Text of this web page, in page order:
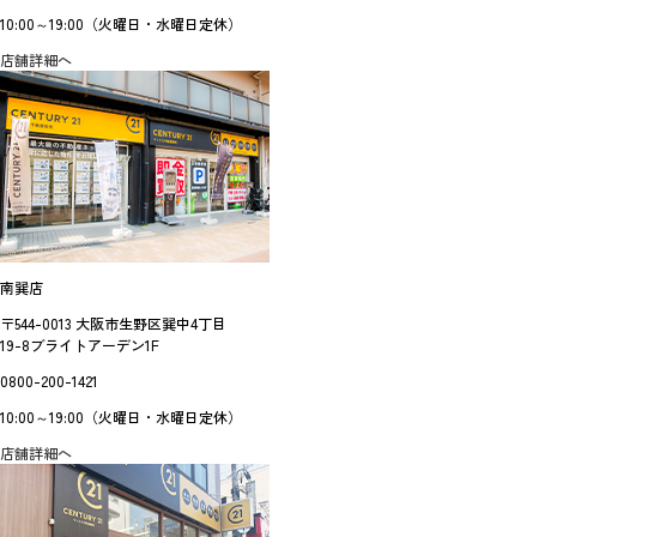
10:00～19:00（火曜日・水曜日定休）
店舗詳細へ
南巽店
〒544-0013 大阪市生野区巽中4丁目
19-8ブライトアーデン1F
0800-200-1421
10:00～19:00（火曜日・水曜日定休）
店舗詳細へ